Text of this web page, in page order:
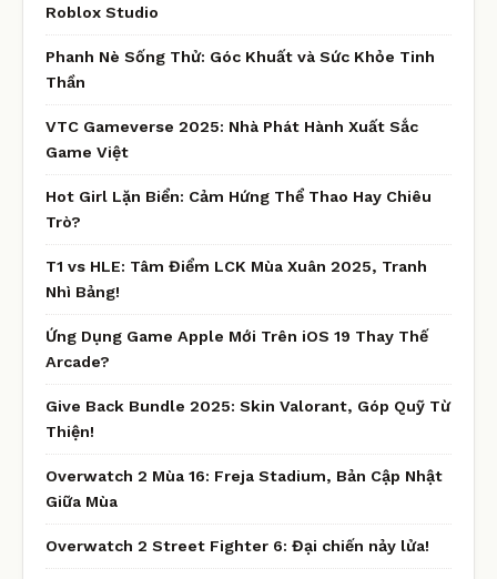
Roblox Studio
Phanh Nè Sống Thử: Góc Khuất và Sức Khỏe Tinh
Thần
VTC Gameverse 2025: Nhà Phát Hành Xuất Sắc
Game Việt
Hot Girl Lặn Biển: Cảm Hứng Thể Thao Hay Chiêu
Trò?
T1 vs HLE: Tâm Điểm LCK Mùa Xuân 2025, Tranh
Nhì Bảng!
Ứng Dụng Game Apple Mới Trên iOS 19 Thay Thế
Arcade?
Give Back Bundle 2025: Skin Valorant, Góp Quỹ Từ
Thiện!
Overwatch 2 Mùa 16: Freja Stadium, Bản Cập Nhật
Giữa Mùa
Overwatch 2 Street Fighter 6: Đại chiến nảy lửa!